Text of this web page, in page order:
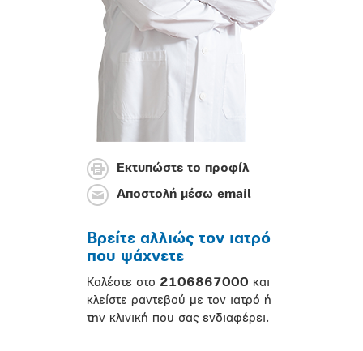
Εκτυπώστε το προφίλ
Αποστολή μέσω email
Βρείτε αλλιώς τον ιατρό
που ψάχνετε
Καλέστε στο 2106867000 και
κλείστε ραντεβού με τον ιατρό ή
την κλινική που σας ενδιαφέρει.